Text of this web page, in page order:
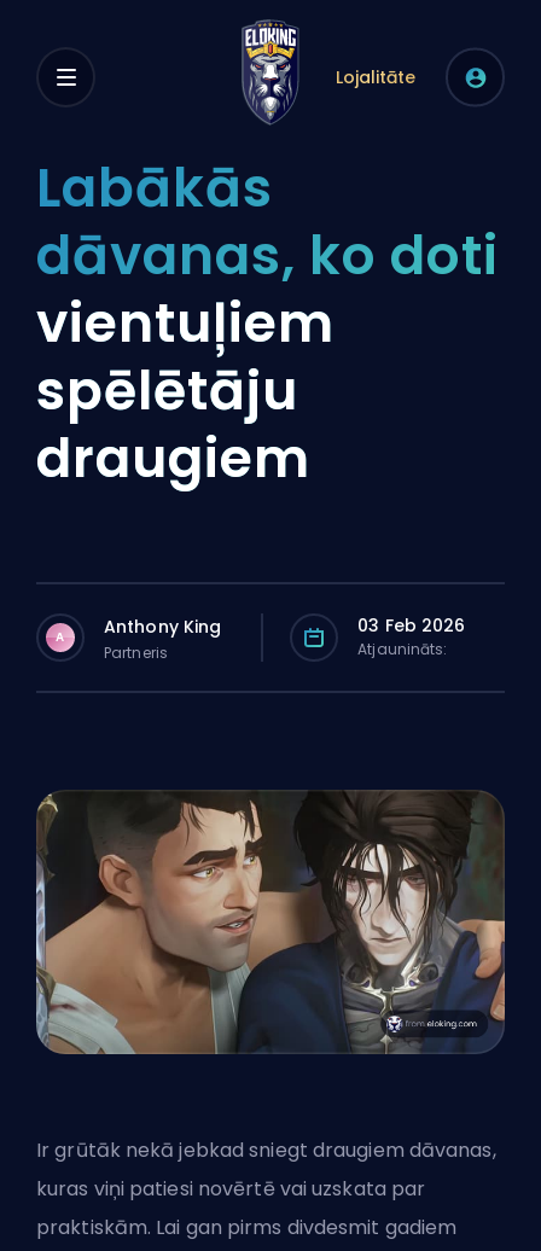
Lojalitāte
Labākās
dāvanas, ko doti
vientuļiem
spēlētāju
draugiem
A Anthony King
Partneris
03 Feb 2026
Atjaunināts:
Ir grūtāk nekā jebkad sniegt draugiem dāvanas,
kuras viņi patiesi novērtē vai uzskata par
praktiskām. Lai gan pirms divdesmit gadiem